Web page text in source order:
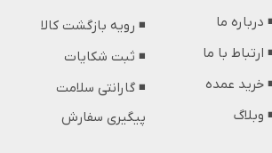
درباره ما
ارتباط با ما
خرید عمده
وبلاگ
◾️ رویه بازگشت کالا
◾️ ثبت شکایات
◾️ گارانتی سلامت
پیگیری سفارش